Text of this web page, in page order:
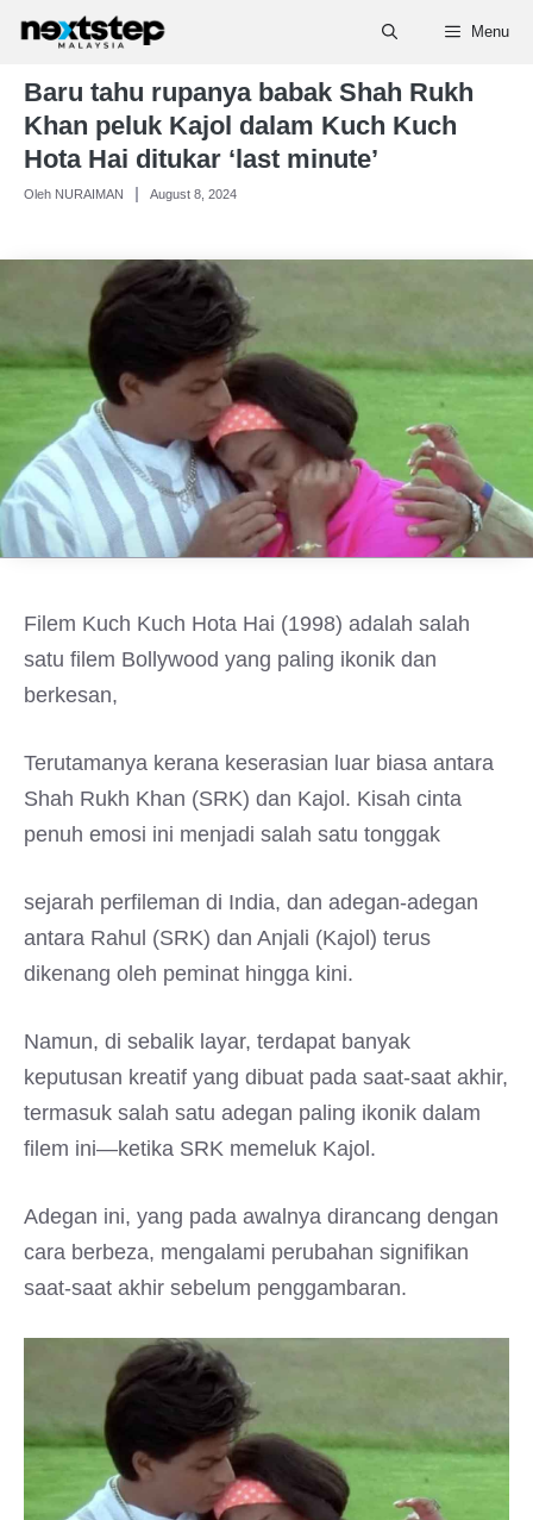
Skip
content
Menu
Baru tahu rupanya babak Shah Rukh
Khan peluk Kajol dalam Kuch Kuch
Hota Hai ditukar ‘last minute’
Oleh NURAIMAN August 8, 2024
Filem Kuch Kuch Hota Hai (1998) adalah salah
satu filem Bollywood yang paling ikonik dan
berkesan,
Terutamanya kerana keserasian luar biasa antara
Shah Rukh Khan (SRK) dan Kajol. Kisah cinta
penuh emosi ini menjadi salah satu tonggak
sejarah perfileman di India, dan adegan-adegan
antara Rahul (SRK) dan Anjali (Kajol) terus
dikenang oleh peminat hingga kini.
Namun, di sebalik layar, terdapat banyak
keputusan kreatif yang dibuat pada saat-saat akhir,
termasuk salah satu adegan paling ikonik dalam
filem ini—ketika SRK memeluk Kajol.
Adegan ini, yang pada awalnya dirancang dengan
cara berbeza, mengalami perubahan signifikan
saat-saat akhir sebelum penggambaran.